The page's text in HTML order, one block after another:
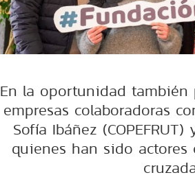
En la oportunidad
empresas colaboradoras
Sofía Ibáñez (COPEFRUT)
quienes han sido